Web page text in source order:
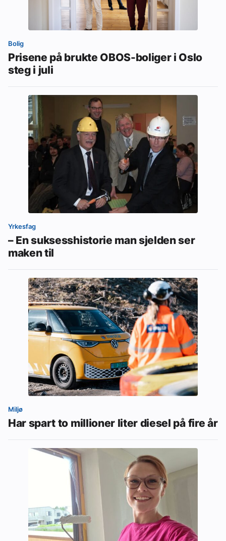
Bolig
Prisene på brukte OBOS-boliger i Oslo
steg i juli
Yrkesfag
– En suksesshistorie man sjelden ser
maken til
Miljø
Har spart to millioner liter diesel på fire år